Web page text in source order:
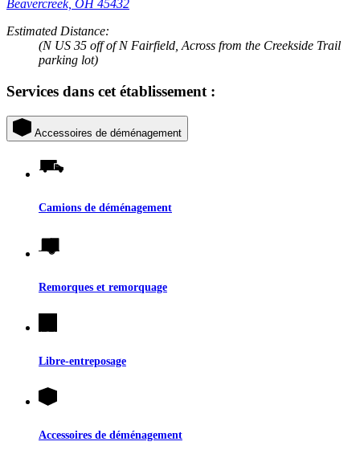
Beavercreek, OH 45432
Estimated Distance:
(N US 35 off of N Fairfield, Across from the Creekside Trail
parking lot)
Services dans cet établissement :
Accessoires de déménagement
Camions de déménagement
Remorques et remorquage
Libre-entreposage
Accessoires de déménagement